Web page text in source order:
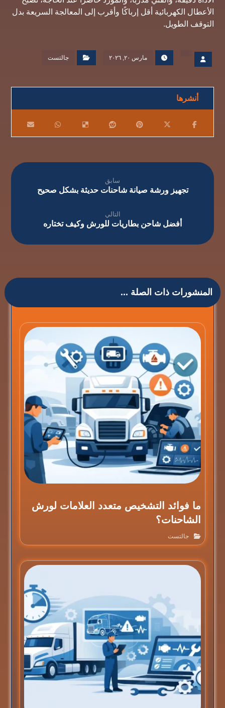
الأعطال الكهربائية أقل إرباكًا وأقرب إلى المعالجة السريعة بدل
التوقف الطويل.
مارس ٢٠, ٢٠٢٦ جالتست
سابق
تجهيز ورشة صيانة شاحنات حديثة بشكل صحيح
التالي
أفضل شاحن بطاريات للورش وكيف تختاره
المنشورات ذات الصلة ...
ما فوائد التشخيص متعدد العلامات لورش
الشاحنات؟
جالتست